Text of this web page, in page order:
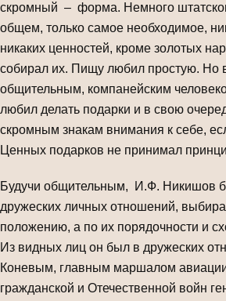
скромный – форма. Немного
общем, только самое необходимое,
никаких ценностей, кроме золотых
собирал их. Пищу любил простую. Но
общительным, компанейским
любил делать подарки и в свою
скромным знакам внимания к себе,
Ценных подарков не принимал
Будучи общительным, И.Ф. Никишов
дружеских личных отношений,
положению, а по их порядочности и
Из видных лиц он был в дружеских
Коневым, главным маршалом
гражданской и Отечественной войн